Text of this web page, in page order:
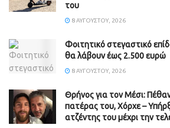
του
8 ΑΥΓΟΎΣΤΟΥ, 2026
Φοιτητικό στεγαστικό
θα λάβουν έως 2.500 ευρώ
8 ΑΥΓΟΎΣΤΟΥ, 2026
Θρήνος για τον Μέσι:
πατέρας του, Χόρχε –
ατζέντης του μέχρι την